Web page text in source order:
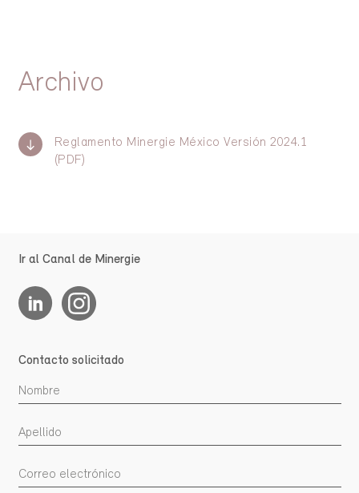
Archivo
Reglamento Minergie México Versión 2024.1
(PDF)
Ir al Canal de Minergie
Contacto solicitado